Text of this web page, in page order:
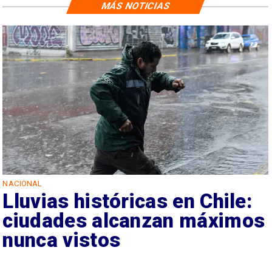
NACIONAL
Lluvias históricas en Chile:
ciudades alcanzan máximos
nunca vistos
MÁS NOTICIAS